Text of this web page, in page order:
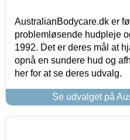
AustralianBodycare.dk er
problemløsende hudpleje
1992. Det er deres mål at
opnå en sundere hud og
her for at se deres udvalg.
Se udvalget på